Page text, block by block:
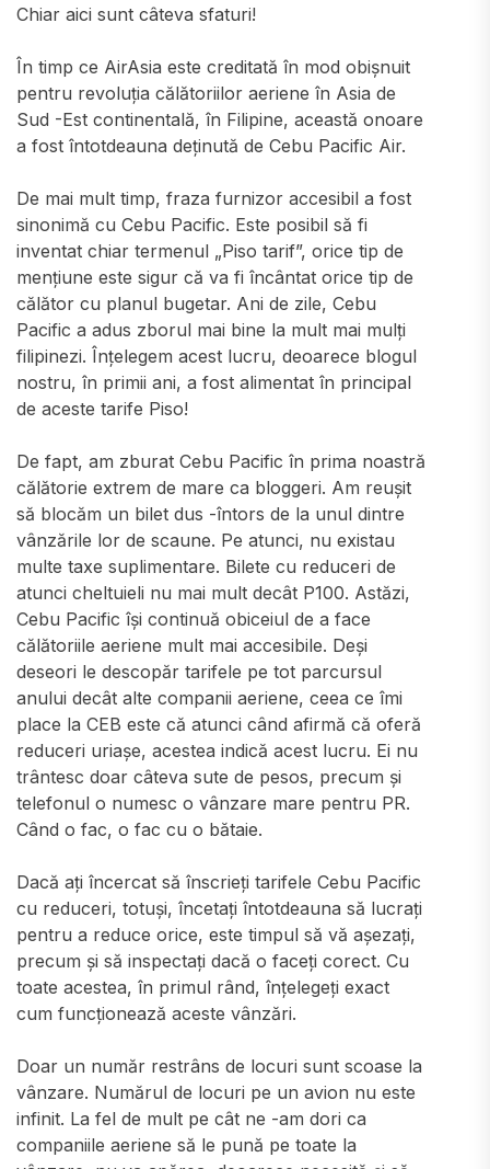
Chiar aici sunt câteva sfaturi!
În timp ce AirAsia este creditată în mod obișnuit
pentru revoluția călătoriilor aeriene în Asia de
Sud -Est continentală, în Filipine, această onoare
a fost întotdeauna deținută de Cebu Pacific Air.
De mai mult timp, fraza furnizor accesibil a fost
sinonimă cu Cebu Pacific. Este posibil să fi
inventat chiar termenul „Piso tarif”, orice tip de
mențiune este sigur că va fi încântat orice tip de
călător cu planul bugetar. Ani de zile, Cebu
Pacific a adus zborul mai bine la mult mai mulți
filipinezi. Înțelegem acest lucru, deoarece blogul
nostru, în primii ani, a fost alimentat în principal
de aceste tarife Piso!
De fapt, am zburat Cebu Pacific în prima noastră
călătorie extrem de mare ca bloggeri. Am reușit
să blocăm un bilet dus -întors de la unul dintre
vânzările lor de scaune. Pe atunci, nu existau
multe taxe suplimentare. Bilete cu reduceri de
atunci cheltuieli nu mai mult decât P100. Astăzi,
Cebu Pacific își continuă obiceiul de a face
călătoriile aeriene mult mai accesibile. Deși
deseori le descopăr tarifele pe tot parcursul
anului decât alte companii aeriene, ceea ce îmi
place la CEB este că atunci când afirmă că oferă
reduceri uriașe, acestea indică acest lucru. Ei nu
trântesc doar câteva sute de pesos, precum și
telefonul o numesc o vânzare mare pentru PR.
Când o fac, o fac cu o bătaie.
Dacă ați încercat să înscrieți tarifele Cebu Pacific
cu reduceri, totuși, încetați întotdeauna să lucrați
pentru a reduce orice, este timpul să vă așezați,
precum și să inspectați dacă o faceți corect. Cu
toate acestea, în primul rând, înțelegeți exact
cum funcționează aceste vânzări.
Doar un număr restrâns de locuri sunt scoase la
vânzare. Numărul de locuri pe un avion nu este
infinit. La fel de mult pe cât ne -am dori ca
companiile aeriene să le pună pe toate la